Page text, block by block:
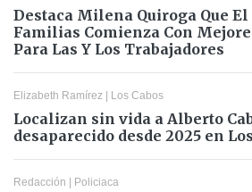
Destaca Milena Quiroga Que
Familias Comienza Con
Para Las Y Los Trabajadores
Elizabeth Ramírez Los Cabos
Localizan sin vida a Alberto
desaparecido desde 2025 en
Redacción Policiaca